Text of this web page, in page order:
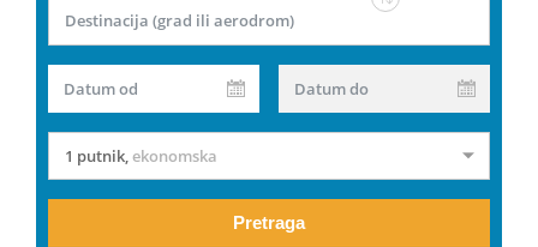
Destinacija (grad ili aerodrom)
Datum od Datum do
1 putnik,ekonomska
Pretraga